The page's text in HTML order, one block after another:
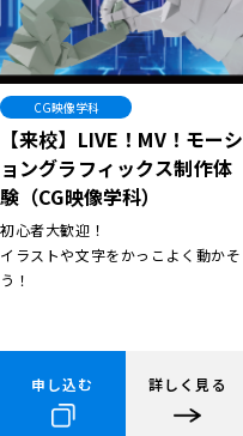
CG映像学科
【来校】LIVE！MV！モーシ
ョングラフィックス制作体
験（CG映像学科）
初心者大歓迎！
イラストや文字をかっこよく動かそ
う！
申し込む 詳しく見る